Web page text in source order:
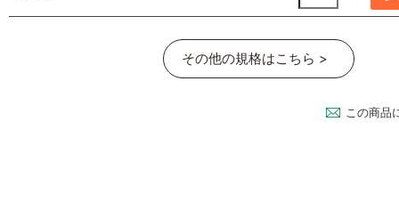
その他の規格はこちら >
この商品